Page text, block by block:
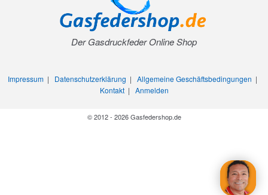
Der Gasdruckfeder Online Shop
Impressum| Datenschutzerklärung | Allgemeine Geschäftsbedingungen |
Kontakt| Anmelden
© 2012 - 2026 Gasfedershop.de